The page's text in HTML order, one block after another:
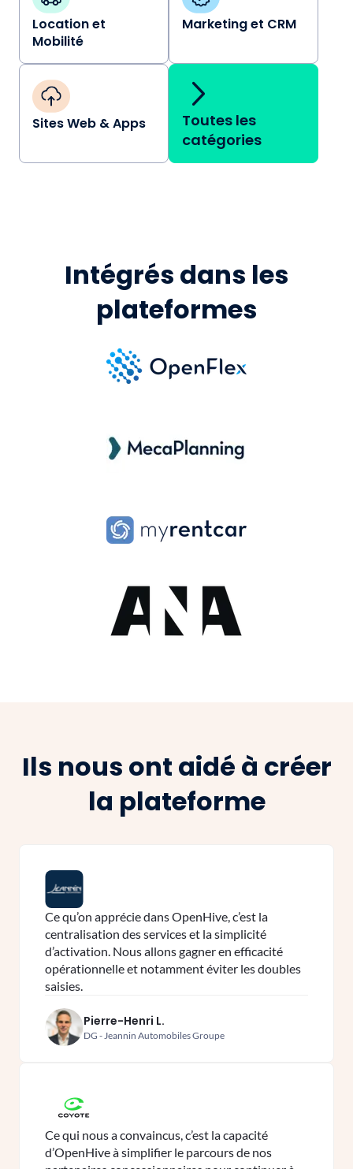
Location et
Mobilité
Marketing et CRM
Sites Web & Apps
Toutes les
catégories
Intégrés dans les
plateformes
Ils nous ont aidé à créer
la plateforme
Ce qu’on apprécie dans OpenHive, c’est la
centralisation des services et la simplicité
d’activation. Nous allons gagner en efficacité
opérationnelle et notamment éviter les doubles
saisies.
Pierre-Henri L.
DG - Jeannin Automobiles Groupe
Ce qui nous a convaincus, c’est la capacité
d’OpenHive à simplifier le parcours de nos